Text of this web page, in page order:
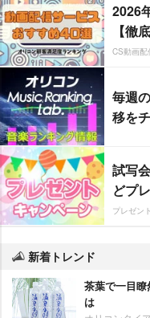
2026
【徹
CS動画配
毎週
移を
試写
どプ
プレゼン
新着トレンド
茶葉で一目
は